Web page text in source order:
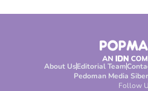
About UsEditorial Team
Pedoman Media Siber
Follow